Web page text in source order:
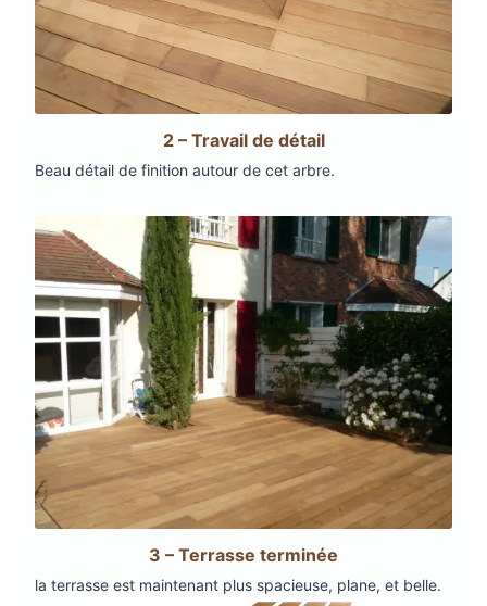
2 – Travail de détail
Beau détail de finition autour de cet arbre.
3 – Terrasse terminée
la terrasse est maintenant plus spacieuse, plane, et belle.